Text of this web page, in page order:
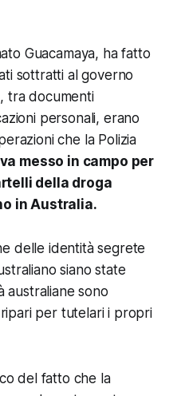
Guacamaya, ha fatto
sottratti al governo
tra documenti
personali, erano
che la Polizia
messo in campo per
della droga
in Australia.
delle identità segrete
siano state
australiane sono
per tutelari i propri
del fatto che la